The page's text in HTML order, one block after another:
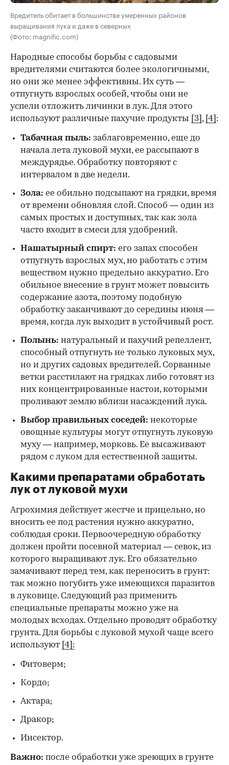
Вредитель обитает в большинстве умеренных районов
выращивания лука и даже в северных
(Фото: magnific.com)
Народные способы борьбы с садовыми
вредителями считаются более экологичными,
но они же менее эффективны. Их суть —
отпугнуть взрослых особей, чтобы они не
успели отложить личинки в лук. Для этого
используют различные пахучие продукты
[3] , [4] :
Табачная пыль: заблаговременно, еще до
начала лета луковой мухи, ее рассыпают в
междурядье. Обработку повторяют с
интервалом в две недели.
Зола: ее обильно подсыпают на грядки, время
от времени обновляя слой. Способ — один из
самых простых и доступных, так как зола
часто входит в смеси для удобрений.
Нашатырный спирт: его запах способен
отпугнуть взрослых мух, но работать с этим
веществом нужно предельно аккуратно. Его
обильное внесение в грунт может повысить
содержание азота, поэтому подобную
обработку заканчивают до середины июня —
время, когда лук выходит в устойчивый рост.
Полынь: натуральный и пахучий репеллент,
способный отпугнуть не только луковых мух,
но и других садовых вредителей. Сорванные
ветки расстилают на грядках либо готовят из
них концентрированные настои, которыми
проливают землю вблизи насаждений лука.
Выбор правильных соседей: некоторые
овощные культуры могут отпугнуть луковую
муху — например, морковь. Ее высаживают
рядом с луком для естественной защиты.
Какими препаратами обработать
лук от луковой мухи
Агрохимия действует жестче и прицельно, но
вносить ее под растения нужно аккуратно,
соблюдая сроки. Первоочередную обработку
должен пройти посевной материал — севок, из
которого выращивают лук. Его обязательно
замачивают перед тем, как переносить в грунт:
так можно погубить уже имеющихся паразитов
в луковице. Следующий раз применить
специальные препараты можно уже на
молодых всходах. Отдельно проводят обработку
грунта. Для борьбы с луковой мухой чаще всего
используют [4]:
Фитоверм;
Кордо;
Актара;
Дракор;
Инсектор.
Важно: после обработки уже зреющих в грунте